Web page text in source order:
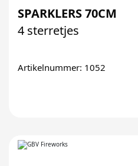
SPARKLERS 70CM
4 sterretjes
Artikelnummer: 1052